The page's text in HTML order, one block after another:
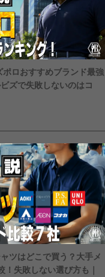
ポロおすすめブランド最強
ズで失敗しないのはコ
ツはどこで買う？大手メ
！失敗しない選び方も｜